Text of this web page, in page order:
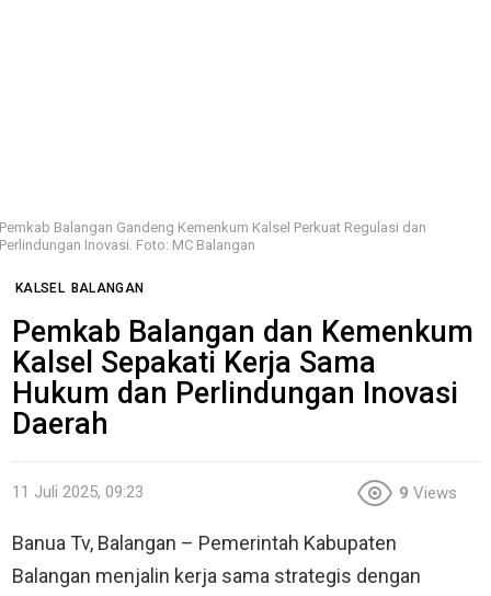
Pemkab Balangan Gandeng Kemenkum Kalsel Perkuat Regulasi dan
Perlindungan Inovasi. Foto: MC Balangan
KALSEL BALANGAN
Pemkab Balangan dan Kemenkum
Kalsel Sepakati Kerja Sama
Hukum dan Perlindungan Inovasi
Daerah
11 Juli 2025, 09:23 9 Views
Banua Tv, Balangan – Pemerintah Kabupaten
Balangan menjalin kerja sama strategis dengan